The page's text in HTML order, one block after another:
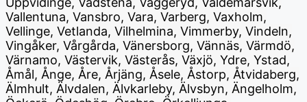
Vallentuna, Vansbro, Vara, Varberg, Vaxholm,
Vellinge, Vetlanda, Vilhelmina, Vimmerby, Vindeln,
Vingåker, Vårgårda, Vänersborg, Vännäs, Värmdö,
Värnamo, Västervik, Västerås, Växjö, Ydre, Ystad,
Åmål, Ånge, Åre, Årjäng, Åsele, Åstorp, Åtvidaberg,
Älmhult, Älvdalen, Älvkarleby, Älvsbyn, Ängelholm,